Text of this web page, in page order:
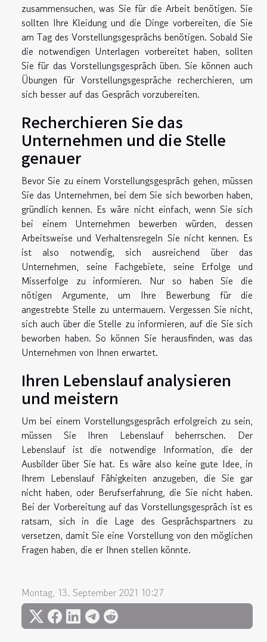
zusammensuchen, was Sie für die Arbeit benötigen. Sie
sollten Ihre Kleidung und die Dinge vorbereiten, die Sie
am Tag des Vorstellungsgesprächs benötigen. Sobald Sie
die notwendigen Unterlagen vorbereitet haben, sollten
Sie für das Vorstellungsgespräch üben. Sie können auch
Übungen für Vorstellungsgespräche recherchieren, um
sich besser auf das Gespräch vorzubereiten.
Recherchieren Sie das
Unternehmen und die Stelle
genauer
Bevor Sie zu einem Vorstellungsgespräch gehen, müssen
Sie das Unternehmen, bei dem Sie sich beworben haben,
gründlich kennen. Es wäre nicht einfach, wenn Sie sich
bei einem Unternehmen bewerben würden, dessen
Arbeitsweise und Verhaltensregeln Sie nicht kennen. Es
ist also notwendig, sich ausreichend über das
Unternehmen, seine Fachgebiete, seine Erfolge und
Misserfolge zu informieren. Nur so haben Sie die
nötigen Argumente, um Ihre Bewerbung für die
angestrebte Stelle zu untermauern. Vergessen Sie nicht,
sich auch über die Stelle zu informieren, auf die Sie sich
beworben haben. So können Sie herausfinden, was das
Unternehmen von Ihnen erwartet.
Ihren Lebenslauf analysieren
und meistern
Um bei einem Vorstellungsgespräch erfolgreich zu sein,
müssen Sie Ihren Lebenslauf beherrschen. Der
Lebenslauf ist die notwendige Information, die der
Ausbilder über Sie hat. Es wäre also keine gute Idee, in
Ihrem Lebenslauf Fähigkeiten anzugeben, die Sie gar
nicht haben, oder Berufserfahrung, die Sie nicht haben.
Bei der Vorbereitung auf das Vorstellungsgespräch ist es
ratsam, sich in die Lage des Gesprächspartners zu
versetzen, damit Sie eine Vorstellung von den möglichen
Fragen haben, die er Ihnen stellen könnte.
Montag, 13. September 2021 10:27